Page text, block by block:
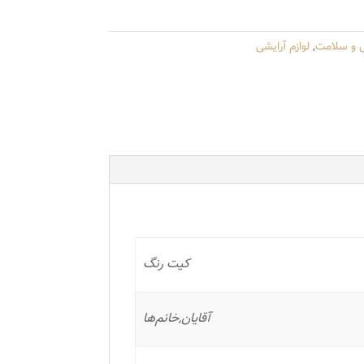
و سلامت,لوازم آرایشی
کیت رنگ
آقایان,خانم‌ها